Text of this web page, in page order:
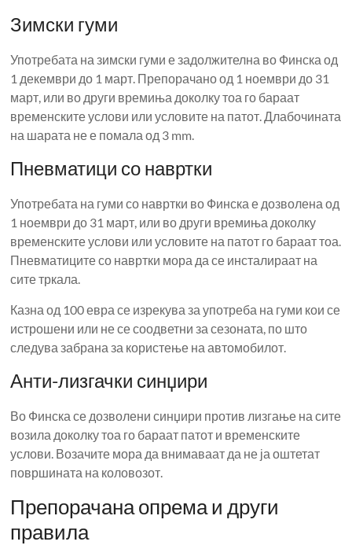
Зимски гуми
Употребата на зимски гуми е задолжителна во Финска од
1 декември до 1 март. Препорачано од 1 ноември до 31
март, или во други времиња доколку тоа го бараат
временските услови или условите на патот. Длабочината
на шарата не е помала од 3 mm.
Пневматици со навртки
Употребата на гуми со навртки во Финска е дозволена од
1 ноември до 31 март, или во други времиња доколку
временските услови или условите на патот го бараат тоа.
Пневматиците со навртки мора да се инсталираат на
сите тркала.
Казна од 100 евра се изрекува за употреба на гуми кои се
истрошени или не се соодветни за сезоната, по што
следува забрана за користење на автомобилот.
Анти-лизгачки синџири
Во Финска се дозволени синџири против лизгање на сите
возила доколку тоа го бараат патот и временските
услови. Возачите мора да внимаваат да не ја оштетат
површината на коловозот.
Препорачана опрема и други
правила